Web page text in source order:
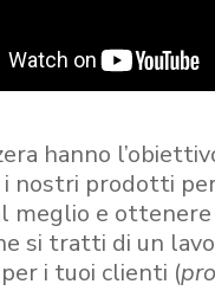
hanno
i nostri prodotti
meglio e
si tratti di un
i tuoi clienti (